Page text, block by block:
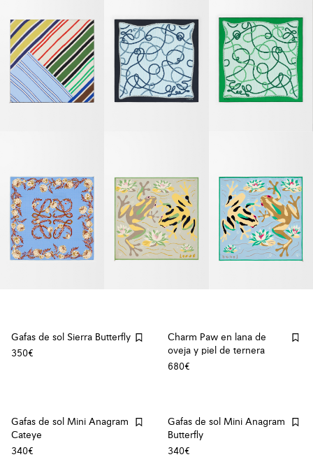
Gafas de sol Sierra Butterfly
350€
Charm Paw en lana de
oveja y piel de ternera
680€
Gafas de sol Mini Anagram
Cateye
340€
Gafas de sol Mini Anagram
Butterfly
340€